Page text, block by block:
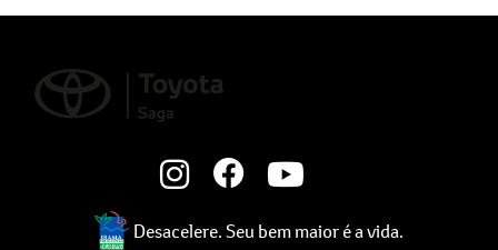
Desacelere. Seu bem maior é a vida.